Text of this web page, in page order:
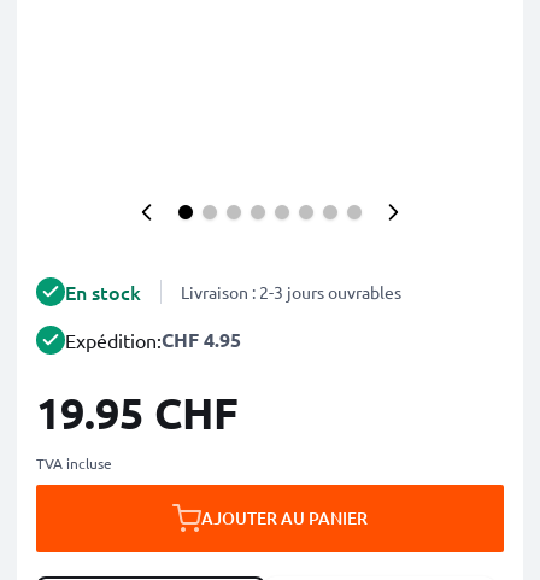
En stock Livraison : 2-3 jours ouvrables
Expédition:CHF 4.95
19.95 CHF
TVA incluse
AJOUTER AU PANIER